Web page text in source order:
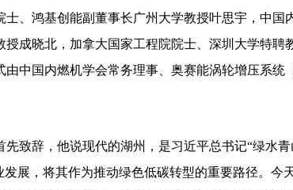
、鸿基创能副董事长广州大学教授叶思宇，中国
成晓北，加拿大国家工程院院士、深圳大学特聘
中国内燃机学会常务理事、奥赛能涡轮增压系统
致辞，他说现代的湖州，是习近平总书记“绿水青
展，将其作为推动绿色低碳转型的重要路径。今